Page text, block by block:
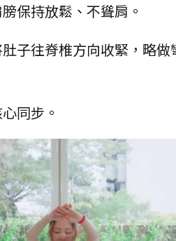
保持放鬆、不聳肩。
子往脊椎方向收緊，略做
同步。